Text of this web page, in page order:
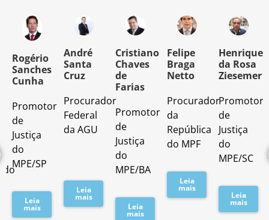
Rogério
Sanches
Cunha
Promotor
de
Justiça
do
MPE/SP
Leia
mais
André
Santa
Cruz
Procurador
Federal
da AGU
Leia
mais
Cristiano
Chaves
de
Farias
Promotor
de
Justiça
do
MPE/BA
Leia
mais
Felipe
Braga
Netto
Procurador
da
República
do MPF
Leia
mais
Henrique
da Rosa
Ziesemer
Promotor
de
Justiça
do
MPE/SC
Leia
mais